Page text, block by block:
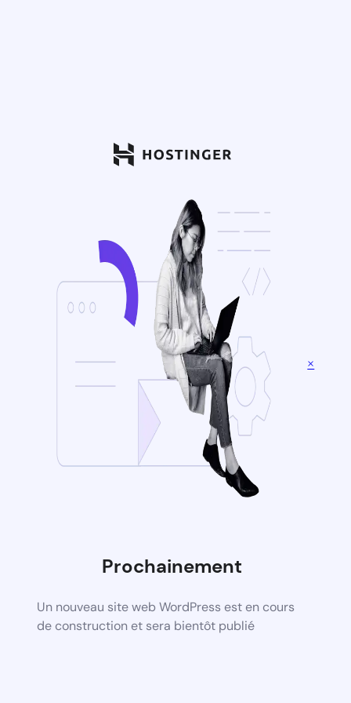
Prochainement
Un nouveau site web WordPress est en cours
de construction et sera bientôt publié
×